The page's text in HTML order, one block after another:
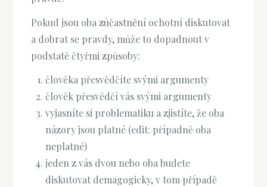
Pokud jsou oba zúčastnění ochotní diskutovat
a dobrat se pravdy, může to dopadnout v
podstatě čtyřmi způsoby:
člověka přesvědčíte svými argumenty
člověk přesvědčí vás svými argumenty
vyjasníte si problematiku a zjistíte, že oba
názory jsou platné (edit: případně oba
neplatné)
jeden z vás dvou nebo oba budete
diskutovat demagogicky, v tom případě